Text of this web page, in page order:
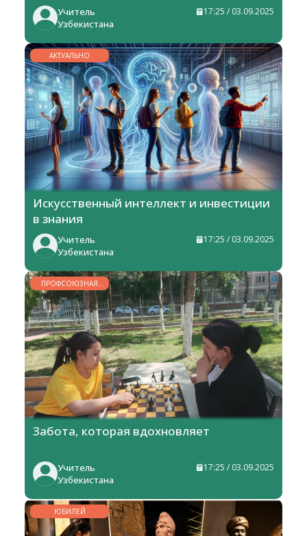
Учитель
Узбекистана
17:25 / 03.09.2025
АКТУАЛЬНО
Искусственный интеллект и инвестиции
в знания
Учитель
Узбекистана
17:25 / 03.09.2025
ПРОФСОЮЗНАЯ
ЖИЗНЬ
Забота, которая вдохновляет
Учитель
Узбекистана
17:25 / 03.09.2025
ЮБИЛЕЙ